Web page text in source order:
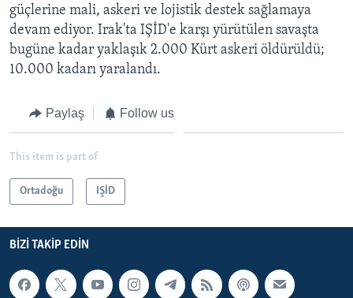
güçlerine mali, askeri ve lojistik destek sağlamaya
devam ediyor. Irak'ta IŞİD'e karşı yürütülen savaşta
bugüne kadar yaklaşık 2.000 Kürt askeri öldürüldü;
10.000 kadarı yaralandı.
Paylaş Follow us
This item is part of
Ortadoğu IŞİD
BIZI TAKIP EDIN